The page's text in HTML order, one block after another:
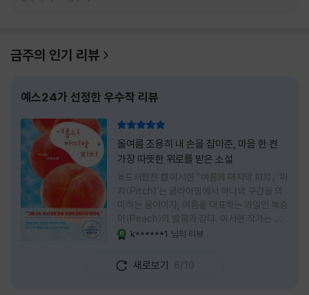
금주의 인기 리뷰
예스24가 선정한 우수작 리뷰
올여름 조용히 내 손을 잡아준, 마음 한 켠
가장 따뜻한 위로를 받은 소설
#도서협찬 📗이서현 『여름의 마지막 피치』 '피
치(Pitch)'는 클라이밍에서 하나의 구간을 의
미하는 용어이자, 여름을 대표하는 과일인 복숭
아(Peach)의 발음과 같다. 이서현 작가는 이
중의적인 제목 안에 소설이 전하고 싶은 메시지
럼 가장 달콤하고 찬란한 계절인 여름. 하지만
그 여름도 끝이 있다. 그리고 클라이밍의 피치
k******1 님의 리뷰
새로보기 6/10